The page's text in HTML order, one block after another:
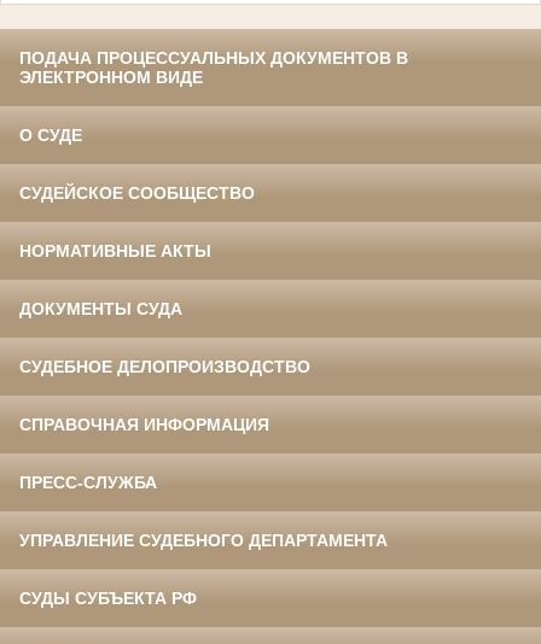
ПОДАЧА ПРОЦЕССУАЛЬНЫХ ДОКУМЕНТОВ В
ЭЛЕКТРОННОМ ВИДЕ
О СУДЕ
СУДЕЙСКОЕ СООБЩЕСТВО
НОРМАТИВНЫЕ АКТЫ
ДОКУМЕНТЫ СУДА
СУДЕБНОЕ ДЕЛОПРОИЗВОДСТВО
СПРАВОЧНАЯ ИНФОРМАЦИЯ
ПРЕСС-СЛУЖБА
УПРАВЛЕНИЕ СУДЕБНОГО ДЕПАРТАМЕНТА
СУДЫ СУБЪЕКТА РФ